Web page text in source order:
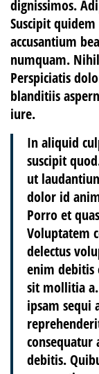
dignissimos.
Suscipit
accusantium
numquam.
Perspiciatis
blanditiis
iure.
In aliquid
suscipit
ut
dolor id
Porro et
Voluptatem
delectus
enim debitis
sit mollitia
ipsam sequi
consequatur
debitis.